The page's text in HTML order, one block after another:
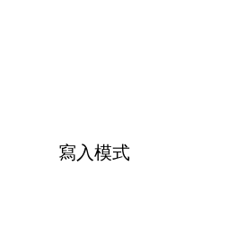
寫入模式